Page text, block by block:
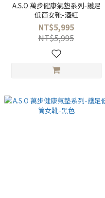
A.S.O 萬步健康氣墊系列-護足
低筒女靴-酒紅
NT$5,995
NT$5,995